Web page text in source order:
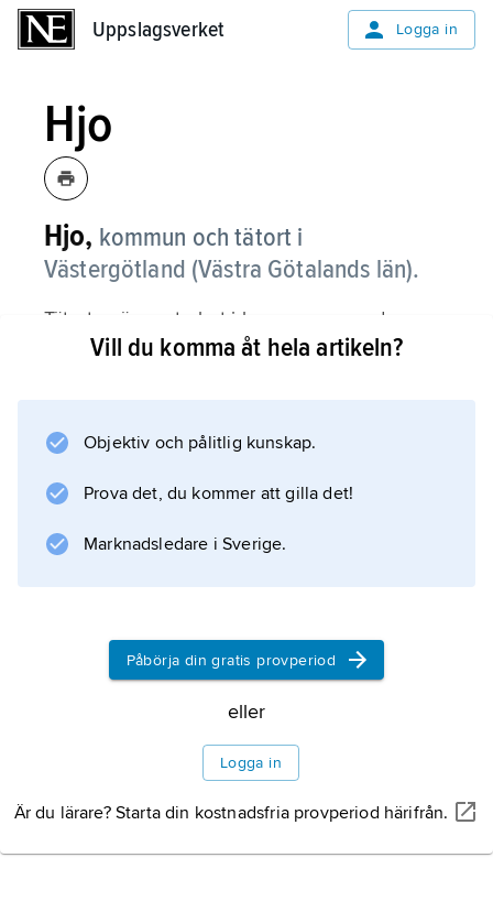
Uppslagsverket Logga in
Hjo
Hjo, kommun och tätort i
Västergötland (Västra Götalands län).
Tätorten är centralort i kommunen med
samma namn.
Tätorten
Bebyggelse
Information om artikeln
Vill du komma åt hela artikeln?
Objektiv och pålitlig kunskap.
Prova det, du kommer att gilla det!
Marknadsledare i Sverige.
Påbörja din gratis provperiod
eller
Logga in
Är du lärare? Starta din kostnadsfria provperiod härifrån.